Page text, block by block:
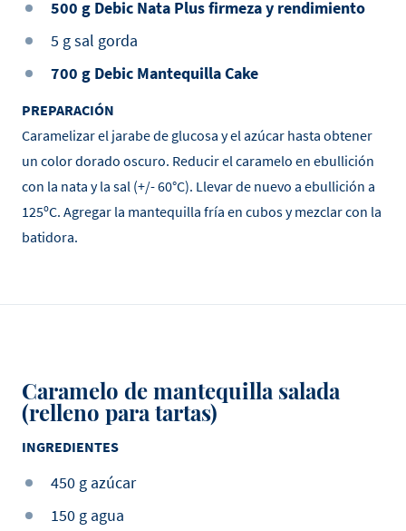
500 g Debic Nata Plus firmeza y rendimiento
5 g sal gorda
700 g Debic Mantequilla Cake
PREPARACIÓN
Caramelizar el jarabe de glucosa y el azúcar hasta obtener
un color dorado oscuro. Reducir el caramelo en ebullición
con la nata y la sal (+/- 60°C). Llevar de nuevo a ebullición a
125ºC. Agregar la mantequilla fría en cubos y mezclar con la
batidora.
Caramelo de mantequilla salada
(relleno para tartas)
INGREDIENTES
450 g azúcar
150 g agua